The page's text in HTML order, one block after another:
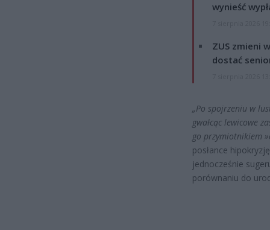
wynieść
ZUS zmieni
dostać
„Po spojrzeniu w
gwałcąc lewicowe
go przymiotnikiem
posłance
jednocześnie
porównaniu do